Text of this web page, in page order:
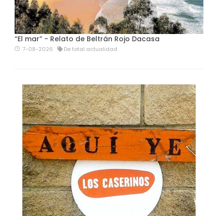
“El mar” - Relato de Beltrán Rojo Dacasa
7-08-2026 De total actualidad